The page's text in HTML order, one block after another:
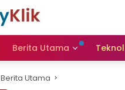
Berita Utama
Berita Utama